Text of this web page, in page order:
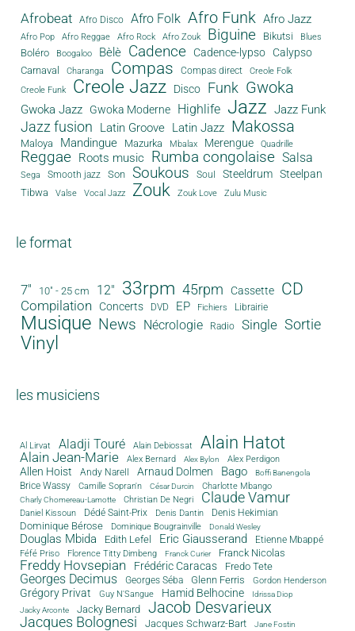
Afrobeat Afro Disco Afro Folk Afro Funk Afro Jazz
Afro Pop Afro Reggae Afro Rock Afro Zouk Biguine Bikutsi Blues
Boléro Boogaloo Bèlè Cadence Cadence-lypso Calypso
Carnaval Charanga Compas Compas direct
Creole Folk
Creole Funk
Creole Jazz Disco Funk Gwoka
Gwoka Jazz Gwoka Moderne Highlife Jazz Jazz Funk
Jazz fusion Latin Groove Latin Jazz Makossa
Maloya Mandingue Mazurka Mbalax Merengue Quadrille
Reggae Roots music Rumba congolaise Salsa
Sega Smooth jazz Son Soukous Soul Steeldrum Steelpan
Tibwa Valse Vocal Jazz Zouk Zouk Love Zulu Music
le format
7" 10" - 25 cm 12" 33rpm 45rpm Cassette CD
Compilation Concerts DVD EP Fichiers Librairie
Musique News Nécrologie Radio Single Sortie
Vinyl
les musiciens
Al Lirvat Aladji Touré Alain Debiossat Alain Hatot
Alain Jean-Marie Alex Bernard Alex Bylon Alex Perdigon
Allen Hoist Andy Narell Arnaud Dolmen Bago Boffi Banengola
Brice Wassy Camille Sopran'n César Durcin Charlotte Mbango
Charly Chomereau-Lamotte Christian De Negri Claude Vamur
Daniel Kissoun Dédé Saint-Prix Denis Dantin Denis Hekimian
Dominique Bérose Dominique Bougrainville Donald Wesley
Douglas Mbida Edith Lefel Eric Giausserand Etienne Mbappé
Féfé Priso Florence Titty Dimbeng Franck Curier Franck Nicolas
Freddy Hovsepian Frédéric Caracas Fredo Tete
Georges Decimus Georges Séba Glenn Ferris Gordon Henderson
Grégory Privat Guy N'Sangue Hamid Belhocine
Idrissa Diop
Jacky Arconte
Jacky Bernard Jacob Desvarieux
Jacques Bolognesi Jacques Schwarz-Bart Jane Fostin